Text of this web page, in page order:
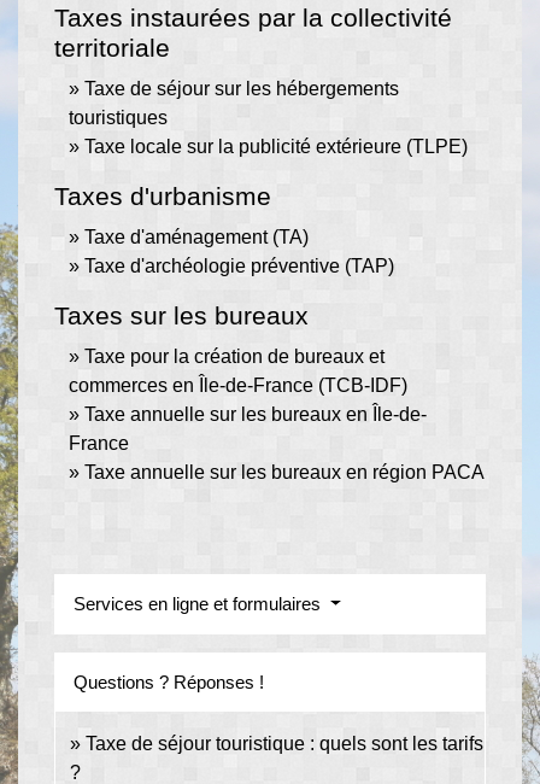
Taxes instaurées par la collectivité
territoriale
Taxe de séjour sur les hébergements
touristiques
Taxe locale sur la publicité extérieure (TLPE)
Taxes d'urbanisme
Taxe d'aménagement (TA)
Taxe d'archéologie préventive (TAP)
Taxes sur les bureaux
Taxe pour la création de bureaux et
commerces en Île-de-France (TCB-IDF)
Taxe annuelle sur les bureaux en Île-de-
France
Taxe annuelle sur les bureaux en région PACA
Services en ligne et formulaires
Questions ? Réponses !
Taxe de séjour touristique : quels sont les tarifs
?